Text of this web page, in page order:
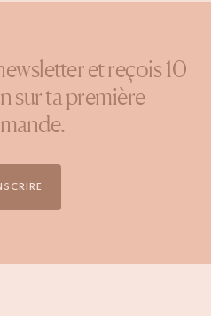
et reçois 10
sur ta première